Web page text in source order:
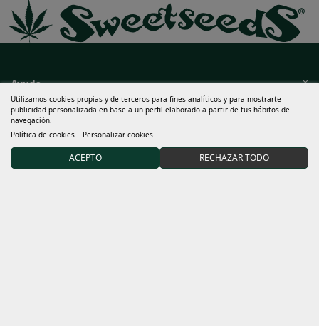
Mucho más
Mi cuenta
Términos y condiciones
Utilizamos cookies propias y de terceros para fines analíticos y para mostrarte
publicidad personalizada en base a un perfil elaborado a partir de tus hábitos de
navegación.
Política de cookies
Personalizar cookies
RECHAZAR TODO
ACEPTO